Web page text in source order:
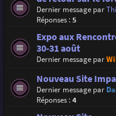
Dernier message par
Réponses :5
Expo aux
30-31 août
Dernier message par
Nouveau Site
Dernier message par
Réponses :4